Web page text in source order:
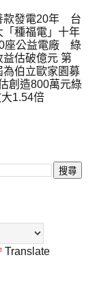
款發電20年 台
「種福電」十年
座公益電廠 綠
益估破億元 第
為伯立歐家園募
創造800萬元綠
1.54倍
Translate